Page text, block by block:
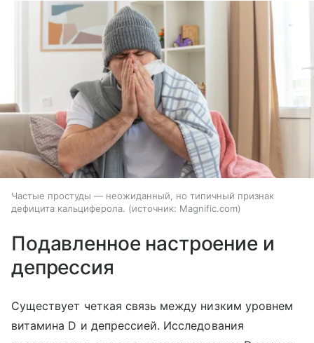
Частые простуды — неожиданный, но типичный признак
дефицита кальциферола.
источник: Magnific.com
Подавленное настроение и
депрессия
Существует четкая связь между низким уровнем
витамина D и депрессией. Исследования